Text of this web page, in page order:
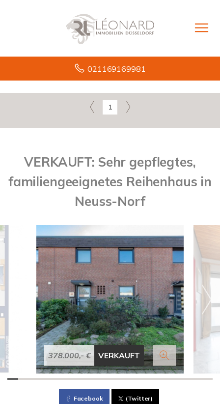
021169169981
1
VERKAUFT: Sehr gepflegtes,
familiengeeignetes Reihenhaus in
Neuss-Norf
378.000,- € VERKAUFT
Facebook (Twitter)